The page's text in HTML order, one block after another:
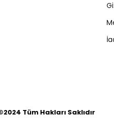
Tüm Hakları Saklıdır